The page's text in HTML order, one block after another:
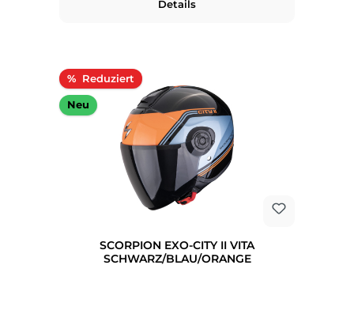
Details
% Rabatt
Neu
SCORPION EXO-CITY II VITA
SCHWARZ/BLAU/ORANGE